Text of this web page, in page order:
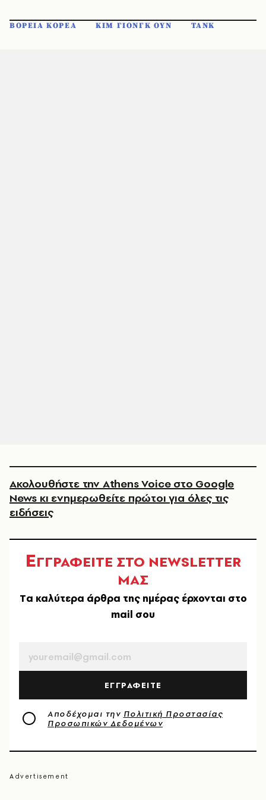
ΒΟΡΕΙΑ ΚΟΡΕΑ ΚΙΜ ΓΙΟΝΓΚ ΟΥΝ ΤΑΝΚ
Ακολουθήστε την Athens Voice στο Google
News κι ενημερωθείτε πρώτοι για όλες τις
ειδήσεις
ΕΓΓΡΑΦΕΙΤΕ ΣΤΟ NEWSLETTER
ΜΑΣ
Tα καλύτερα άρθρα της ημέρας έρχονται στο
mail σου
ΕΓΓΡΑΦΕΙΤΕ
Αποδέχομαι την Πολιτική Προστασίας
Προσωπικών Δεδομένων